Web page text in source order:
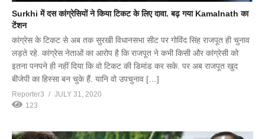
Surkhi में दस कांग्रेसियों ने किया टिकट के लिए दावा. बढ़ गया Kamalnath का
टेंशन
कांग्रेस के टिकट से अब तक सुरखी विधानसभा सीट पर गोविंद सिंह राजपूत ही चुनाव
लड़ते रहे. कांग्रेस नेताओं का आरोप है कि राजपूत ने कभी किसी और कांग्रेसी को
इतना पनपने ही नहीं दिया कि वो टिकट की डिमांड कर सके. पर अब राजपूत खुद
बीजेपी का हिस्सा बन चुके हैं. यानि वो उपचुनाव […]
Reporter3
JULY 31, 2020
123